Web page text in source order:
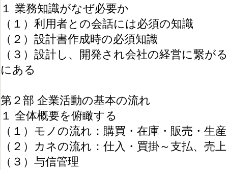
１ 業務知識がなぜ必要か
（１）利用者との会話には必須の知識
（２）設計書作成時の必須知識
（３）設計し、開発され会社の経営に繋が
にある
第２部 企業活動の基本の流れ
１ 全体概要を俯瞰する
（１）モノの流れ：購買・在庫・販売・生
（２）カネの流れ：仕入・買掛～支払、売
（３）与信管理